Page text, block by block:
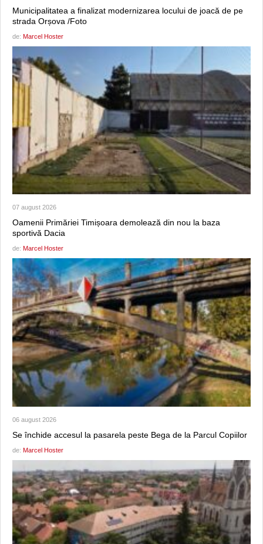
Municipalitatea a finalizat modernizarea locului de joacă de pe
strada Orșova /Foto
de: Marcel Hoster
07 august 2026
Oamenii Primăriei Timișoara demolează din nou la baza
sportivă Dacia
de: Marcel Hoster
06 august 2026
Se închide accesul la pasarela peste Bega de la Parcul Copiilor
de: Marcel Hoster